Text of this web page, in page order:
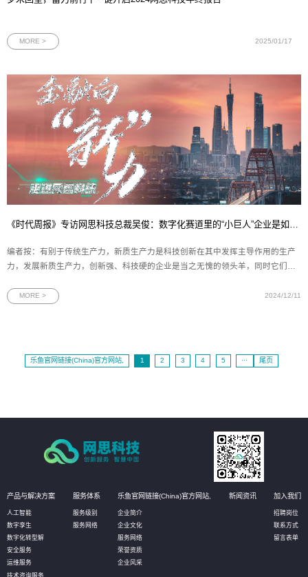
MORE > 2025/01/17
《时代周报》专访网思科技总裁吴俊：数字化赛道里的“小巨人”企业是如何炼成的？
编者按：有别于传统生产力，新质生产力是科技创新在其中发挥主导作用的生产
力，发展新质生产力，创新强、科技硬的企业是当之无愧的领头羊，同时它们也
产”等特征，邮储银行广州市分行践行大行担当，探索创新、专业的金融产品和服
MORE > 2024/12/11
乐鱼官网链接(China)官方网站, 1 2 3 4 5 ··· 尾页
产品与解决方案
人工智能
数字孪生
数字化转型解
安全服务
运维服务
技术咨询服务
服务体系
服务级别
服务网络
乐鱼官网链接(China)官方网站,
企业简介
企业文化
服务网络
荣誉资质
企业风采
新闻资讯 加入我们
招聘岗位
联系方式
留言表单